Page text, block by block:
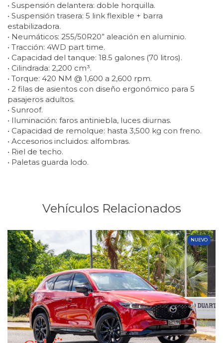
• Suspensión delantera: doble horquilla.
• Suspensión trasera: 5 link flexible + barra
estabilizadora.
• Neumáticos: 255/50R20” aleación en aluminio.
• Tracción: 4WD part time.
• Capacidad del tanque: 18.5 galones (70 litros).
• Cilindrada: 2,200 cm³.
• Torque: 420 NM @ 1,600 a 2,600 rpm.
• 2 filas de asientos con diseño ergonómico para 5
pasajeros adultos.
• Sunroof.
• Iluminación: faros antiniebla, luces diurnas.
• Capacidad de remolque: hasta 3,500 kg con freno.
• Accesorios incluidos: alfombras.
• Riel de techo.
• Paletas guarda lodo.
Vehículos Relacionados
NUEVO